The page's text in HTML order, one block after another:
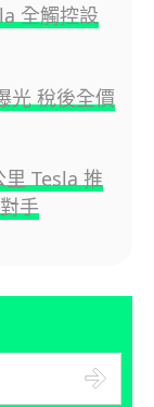
全觸控設
光 稅後全價
Tesla 推
手